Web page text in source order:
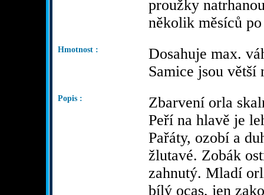
proužky
několik měsíců
Hmotnost :
Dosahuje max.
Samice jsou větší
Popis :
Zbarvení orla
Peří na hlavě je
Pařáty, ozobí a
žlutavé. Zobák
zahnutý. Mladí
bílý ocas, jen